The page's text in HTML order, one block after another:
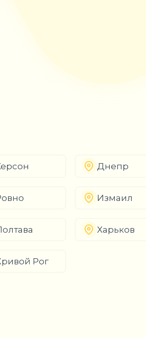
Днепр
Измаил
Харьков
Рог